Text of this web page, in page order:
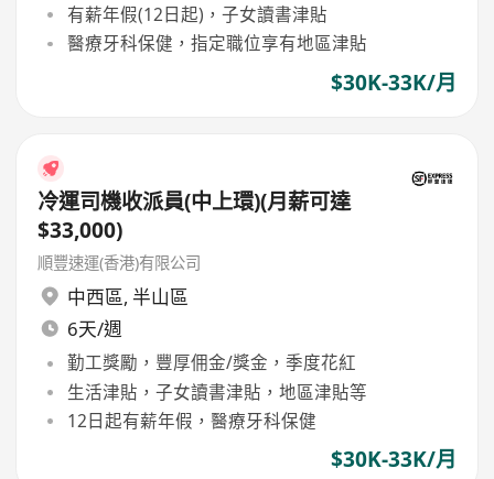
有薪年假(12日起)，子女讀書津貼
醫療牙科保健，指定職位享有地區津貼
$30K-33K/月
冷運司機收派員(中上環)(月薪可達
$33,000)
順豐速運(香港)有限公司
中西區, 半山區
6天/週
勤工獎勵，豐厚佣金/獎金，季度花紅
生活津貼，子女讀書津貼，地區津貼等
12日起有薪年假，醫療牙科保健
$30K-33K/月